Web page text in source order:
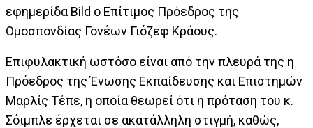
εφημερίδα Bild ο Επίτιμος Πρόεδρος της
Ομοσπονδίας Γονέων Γιόζεφ Κράους.
Επιφυλακτική ωστόσο είναι από την πλευρά της η
Πρόεδρος της Ένωσης Εκπαίδευσης και Επιστημών
Μαρλίς Τέπε, η οποία θεωρεί ότι η πρόταση του κ.
Σόιμπλε έρχεται σε ακατάλληλη στιγμή, καθώς,